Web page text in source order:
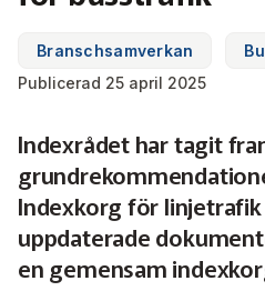
Medlemmar
Biljettkontroll­
Bussdepå­
Partner­samverkan
Skolskjutsen.se
Associerade medlemmar
Bli associerad medlem
Fakta om kollektivtrafiken
Biljettpriser
Järnväg
Utbildning & Karriär
Förarcertifieringar
Webbinarier
Våra utbildningar
Aktuellt & debatt
Så här tycker vi
Nyheter
Om oss
121 års erfarenhet
Branschsamverkan
Publicerad 25 april 2025
Indexrådet har tagit
Indexkorg för
uppdaterade
en gemensam